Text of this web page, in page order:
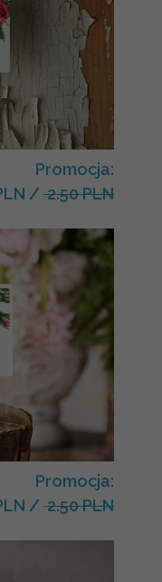
Promocja:
/ 2.50 PLN
Promocja:
/ 2.50 PLN